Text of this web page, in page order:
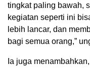
tingkat paling bawah,
kegiatan seperti ini
lebih lancar, dan
bagi semua orang,”
Ia juga